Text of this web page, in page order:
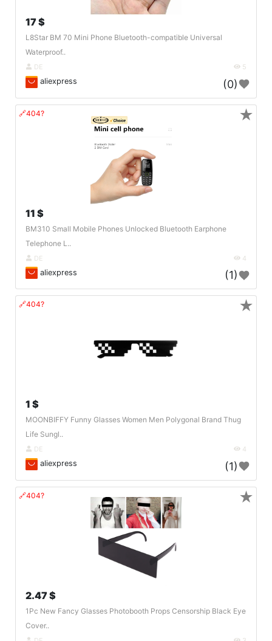
17 $
L8Star BM 70 Mini Phone Bluetooth-compatible Universal
Waterproof..
DE 5
aliexpress (0)
🔗404?
11 $
BM310 Small Mobile Phones Unlocked Bluetooth Earphone
Telephone L..
DE 4
aliexpress (1)
★
🔗404?
1 $
MOONBIFFY Funny Glasses Women Men Polygonal Brand Thug
Life Sungl..
DE 4
aliexpress (1)
★
🔗404?
2.47 $
1Pc New Fancy Glasses Photobooth Props Censorship Black Eye
Cover..
★